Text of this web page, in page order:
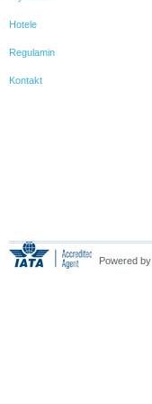
Hotele
Regulamin
Kontakt
Powered